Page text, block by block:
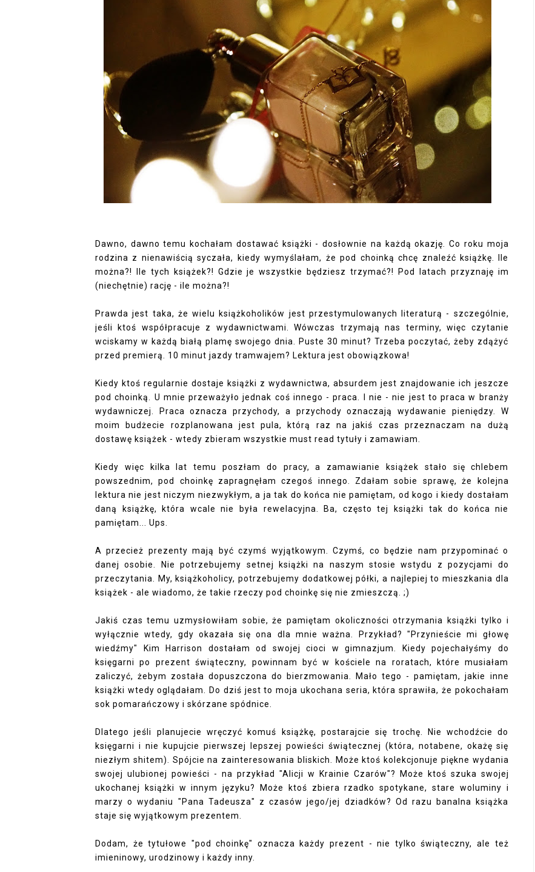
Dawno, dawno temu kochałam dostawać książki - dosłownie na każdą okazję. Co roku moja
rodzina z nienawiścią syczała, kiedy wymyślałam, że pod choinką chcę znaleźć książkę. Ile
można?! Ile tych książek?! Gdzie je wszystkie będziesz trzymać?! Pod latach przyznaję im
(niechętnie) rację - ile można?!
Prawda jest taka, że wielu książkoholików jest przestymulowanych literaturą - szczególnie,
jeśli ktoś współpracuje z wydawnictwami. Wówczas trzymają nas terminy, więc czytanie
wciskamy w każdą białą plamę swojego dnia. Puste 30 minut? Trzeba poczytać, żeby zdążyć
przed premierą. 10 minut jazdy tramwajem? Lektura jest obowiązkowa!
Kiedy ktoś regularnie dostaje książki z wydawnictwa, absurdem jest znajdowanie ich jeszcze
pod choinką. U mnie przeważyło jednak coś innego - praca. I nie - nie jest to praca w branży
wydawniczej. Praca oznacza przychody, a przychody oznaczają wydawanie pieniędzy. W
moim budżecie rozplanowana jest pula, którą raz na jakiś czas przeznaczam na dużą
dostawę książek - wtedy zbieram wszystkie must read tytuły i zamawiam.
Kiedy więc kilka lat temu poszłam do pracy, a zamawianie książek stało się chlebem
powszednim, pod choinkę zapragnęłam czegoś innego. Zdałam sobie sprawę, że kolejna
lektura nie jest niczym niezwykłym, a ja tak do końca nie pamiętam, od kogo i kiedy dostałam
daną książkę, która wcale nie była rewelacyjna. Ba, często tej książki tak do końca nie
pamiętam... Ups.
A przecież prezenty mają być czymś wyjątkowym. Czymś, co będzie nam przypominać o
danej osobie. Nie potrzebujemy setnej książki na naszym stosie wstydu z pozycjami do
przeczytania. My, książkoholicy, potrzebujemy dodatkowej półki, a najlepiej to mieszkania dla
książek - ale wiadomo, że takie rzeczy pod choinkę się nie zmieszczą. ;)
Jakiś czas temu uzmysłowiłam sobie, że pamiętam okoliczności otrzymania książki tylko i
wyłącznie wtedy, gdy okazała się ona dla mnie ważna. Przykład? "Przynieście mi głowę
wiedźmy" Kim Harrison dostałam od swojej cioci w gimnazjum. Kiedy pojechałyśmy do
księgarni po prezent świąteczny, powinnam być w kościele na roratach, które musiałam
zaliczyć, żebym została dopuszczona do bierzmowania. Mało tego - pamiętam, jakie inne
książki wtedy oglądałam. Do dziś jest to moja ukochana seria, która sprawiła, że pokochałam
sok pomarańczowy i skórzane spódnice.
Dlatego jeśli planujecie wręczyć komuś książkę, postarajcie się trochę. Nie wchodźcie do
księgarni i nie kupujcie pierwszej lepszej powieści świątecznej (która, notabene, okażę się
niezłym shitem). Spójcie na zainteresowania bliskich. Może ktoś kolekcjonuje piękne wydania
swojej ulubionej powieści - na przykład "Alicji w Krainie Czarów"? Może ktoś szuka swojej
ukochanej książki w innym języku? Może ktoś zbiera rzadko spotykane, stare woluminy i
marzy o wydaniu "Pana Tadeusza" z czasów jego/jej dziadków? Od razu banalna książka
staje się wyjątkowym prezentem.
Dodam, że tytułowe "pod choinkę" oznacza każdy prezent - nie tylko świąteczny, ale też
imieninowy, urodzinowy i każdy inny.